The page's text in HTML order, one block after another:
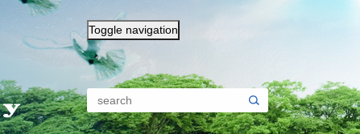
Toggle navigation